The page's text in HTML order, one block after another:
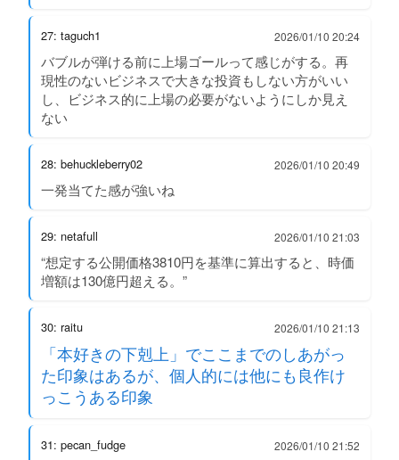
27: taguch1 2026/01/10 20:24
バブルが弾ける前に上場ゴールって感じがする。再
現性のないビジネスで大きな投資もしない方がいい
し、ビジネス的に上場の必要がないようにしか見え
ない
28: behuckleberry02 2026/01/10 20:49
一発当てた感が強いね
29: netafull 2026/01/10 21:03
“想定する公開価格3810円を基準に算出すると、時価
増額は130億円超える。”
30: raitu 2026/01/10 21:13
「本好きの下剋上」でここまでのしあがっ
た印象はあるが、個人的には他にも良作け
っこうある印象
31: pecan_fudge 2026/01/10 21:52